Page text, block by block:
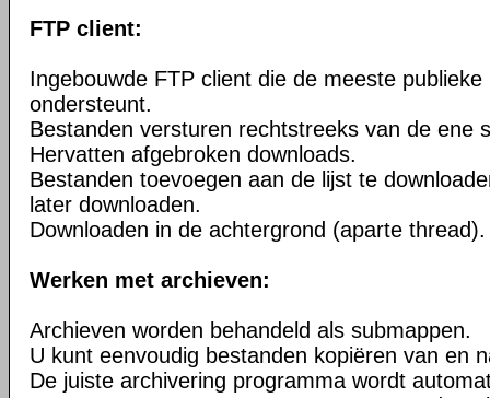
FTP client:
Ingebouwde FTP client die de meeste
ondersteunt.
Bestanden versturen rechtstreeks van de ene
Hervatten afgebroken downloads.
Bestanden toevoegen aan de lijst te
later downloaden.
Downloaden in de achtergrond (aparte thread).
Werken met archieven:
Archieven worden behandeld als submappen.
U kunt eenvoudig bestanden kopiëren van en
De juiste archivering programma wordt